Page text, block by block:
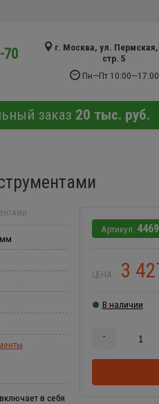
70
г. Москва, ул.
стр. 5
Пн—Пт 10:00—17:00
заказ 20 тыс. руб.
ЦЕНА: 3
В наличии
-
в себя